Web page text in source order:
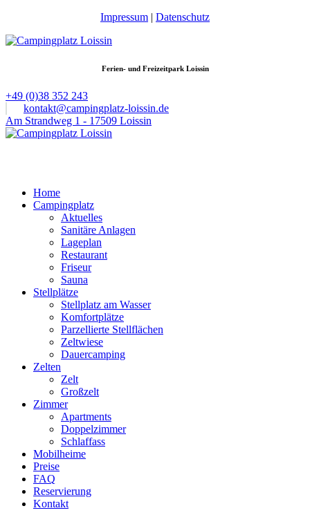
Impressum | Datenschutz
Ferien- und Freizeitpark Loissin
+49 (0)38 352 243
kontakt@campingplatz-loissin.de
Am Strandweg 1 - 17509 Loissin
Home
Campingplatz
Aktuelles
Sanitäre Anlagen
Lageplan
Restaurant
Friseur
Sauna
Stellplätze
Stellplatz am Wasser
Komfortplätze
Parzellierte Stellflächen
Zeltwiese
Dauercamping
Zelten
Zelt
Großzelt
Zimmer
Apartments
Doppelzimmer
Schlaffass
Mobilheime
Preise
FAQ
Reservierung
Kontakt